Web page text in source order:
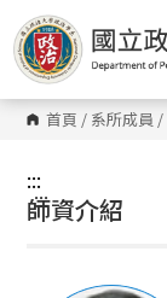
跳
到
主
要
內
容
區 首頁 / 系所成員 /
:::
:::
師資介紹